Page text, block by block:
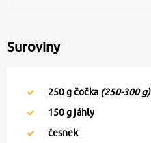
Suroviny
250g čočka (250-300 g)
150g jáhly
česnek